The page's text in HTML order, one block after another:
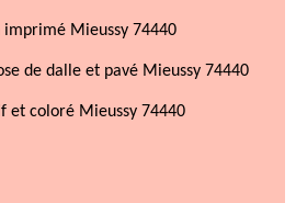
imprimé Mieussy 74440
de dalle et pavé Mieussy 74440
et coloré Mieussy 74440